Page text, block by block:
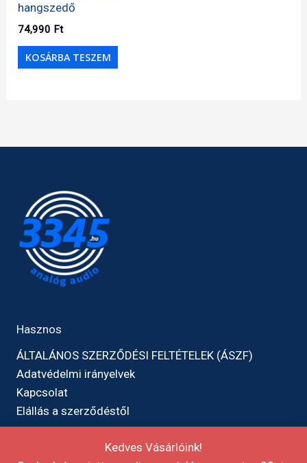
Kedves Vásárlóink!
hangszedő
74,990 Ft
KOSÁRBA TESZEM
Hasznos
ÁLTALÁNOS SZERZŐDÉSI FELTÉTELEK (ÁSZF)
Adatvédelmi irányelvek
Kapcsolat
Elállás a szerződéstől